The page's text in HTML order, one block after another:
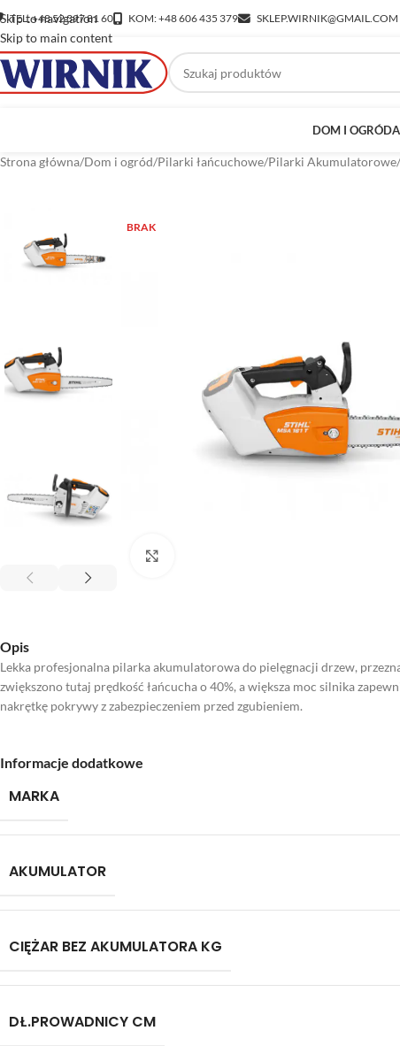
Skip to navigation
Skip to main content
TEL: +48 52 397 81 60 KOM: +48 606 435 379 SKLEP.WIRNIK@GMAIL.COM
DOM I OGRÓD
Strona główna/Dom i ogród/Pilarki łańcuchowe/Pilarki Akumulatorowe/
BRAK
Opis
Lekka profesjonalna pilarka akumulatorowa do pielęgnacji drzew,
zwiększono tutaj prędkość łańcucha o 40%, a większa moc silnika
nakrętkę pokrywy z zabezpieczeniem przed zgubieniem.
Informacje dodatkowe
MARKA
AKUMULATOR
CIĘŻAR BEZ AKUMULATORA KG
DŁ.PROWADNICY CM